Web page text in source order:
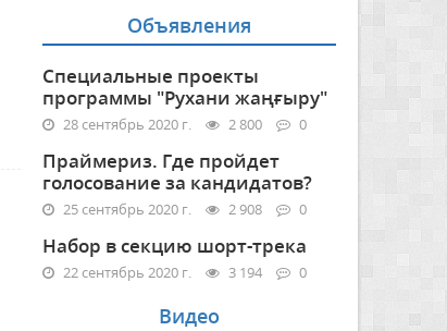
Объявления
Специальные проекты
программы "Рухани жаңғыру"
28 сентябрь 2020 г. 2 800 0
Праймериз. Где пройдет
голосование за кандидатов?
25 сентябрь 2020 г. 2 908 0
Набор в секцию шорт-трека
22 сентябрь 2020 г. 3 194 0
Видео